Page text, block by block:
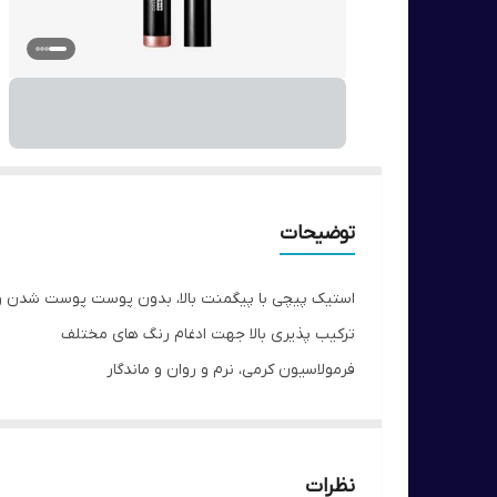
توضیحات
استیک پیچی با پیگمنت بالا، بدون پوست پوست
ترکیب پذیری بالا جهت ادغام رنگ های مختلف
فرمولاسیون کرمی، نرم و روان و ماندگار
نظرات